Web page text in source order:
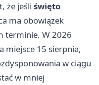
że jeśli święto
ma obowiązek
terminie. W 2026
miejsce 15 sierpnia,
w ciągu
w mniej